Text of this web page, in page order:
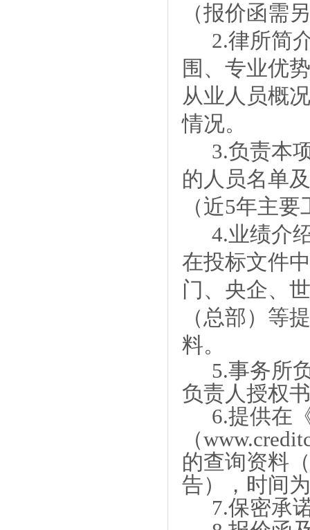
（报价函需
2.律所简
围、专业优
从业人员概
情况。
3.负责本
的人员名单
（近5年主要
4.业绩介
在投标文件
门、央企、
（总部）等
料。
5.事务所
负责人授权
6.提供在
（
的查询资料
告），时间
7.保密承